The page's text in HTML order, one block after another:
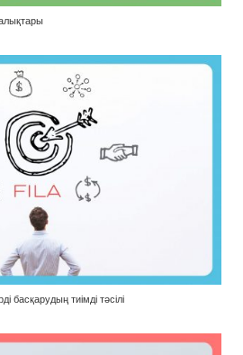
басқарудың тиімді тәсілі